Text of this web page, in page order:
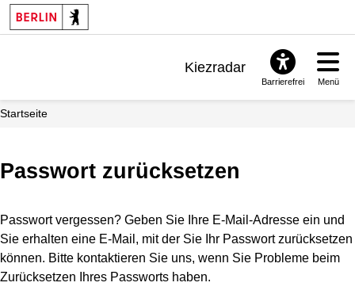
Kiezradar
Barrierefrei Menü
Startseite
Passwort zurücksetzen
Passwort vergessen? Geben Sie Ihre E-Mail-Adresse ein und
Sie erhalten eine E-Mail, mit der Sie Ihr Passwort zurücksetzen
können. Bitte kontaktieren Sie uns, wenn Sie Probleme beim
Zurücksetzen Ihres Passworts haben.